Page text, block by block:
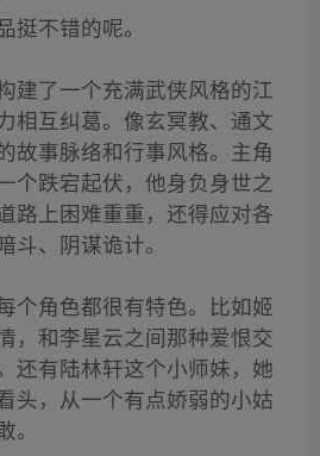
挺不错的呢。
建了一个充满武侠风格的江
相互纠葛。像玄冥教、通文
故事脉络和行事风格。主角
个跌宕起伏，他身负身世之
路上困难重重，还得应对各
斗、阴谋诡计。
个角色都很有特色。比如姬
，和李星云之间那种爱恨交
还有陆林轩这个小师妹，她
头，从一个有点娇弱的小姑